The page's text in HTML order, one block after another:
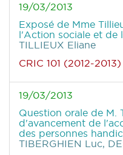
19/03/2013
Exposé de Mme
l'Action sociale et de
TILLIEUX Eliane
CRIC 101 (2012-
19/03/2013
Question orale de M.
d'avancement de
des personnes
TIBERGHIEN Luc,